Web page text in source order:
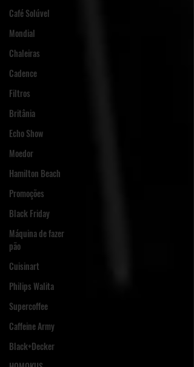
Café Solúvel
Mondial
Chaleiras
Cadence
Filtros
Britânia
Echo Show
Moedor
Hamilton Beach
Promoções
Black Friday
Máquina de fazer
pão
Cuisinart
Philips Walita
Supercoffee
Caffeine Army
Black+Decker